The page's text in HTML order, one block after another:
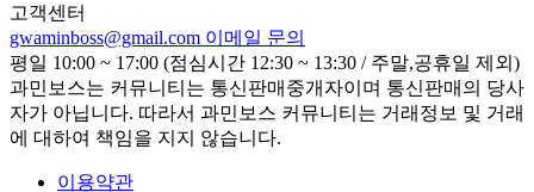
고객센터
gwaminboss@gmail.com 이메일 문의
평일 10:00 ~ 17:00 (점심시간 12:30 ~ 13:30 / 주말,공휴일 제외)
과민보스는 커뮤니티는 통신판매중개자이며 통신판매의 당사
자가 아닙니다. 따라서 과민보스 커뮤니티는 거래정보 및 거래
에 대하여 책임을 지지 않습니다.
이용약관